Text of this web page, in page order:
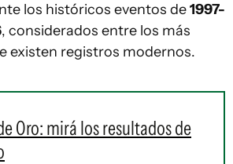
los históricos eventos de1997-
, considerados entre los más
existen registros modernos.
Oro: mirá los resultados de